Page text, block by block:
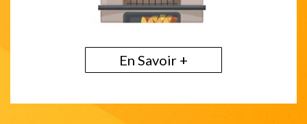
En Savoir +